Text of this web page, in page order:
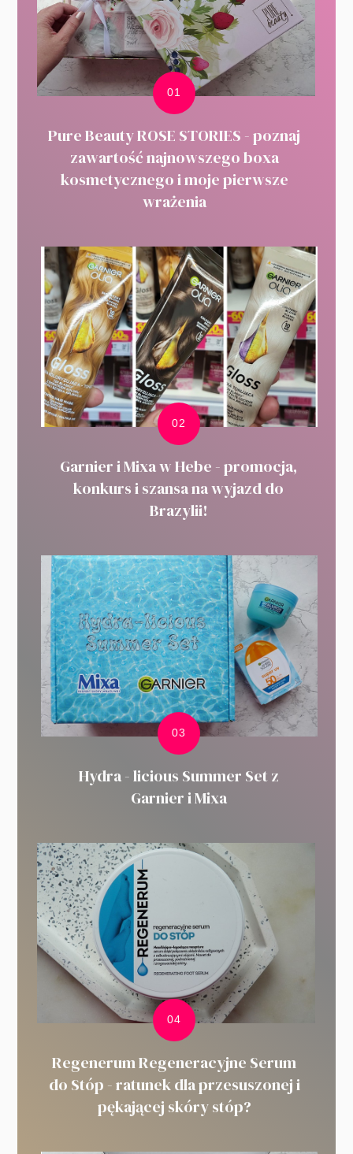
Pure Beauty ROSE STORIES - poznaj
zawartość najnowszego boxa
kosmetycznego i moje pierwsze
wrażenia
Garnier i Mixa w Hebe - promocja,
konkurs i szansa na wyjazd do
Brazylii!
Hydra - licious Summer Set z
Garnier i Mixa
Regenerum Regeneracyjne Serum
do Stóp - ratunek dla przesuszonej i
pękającej skóry stóp?